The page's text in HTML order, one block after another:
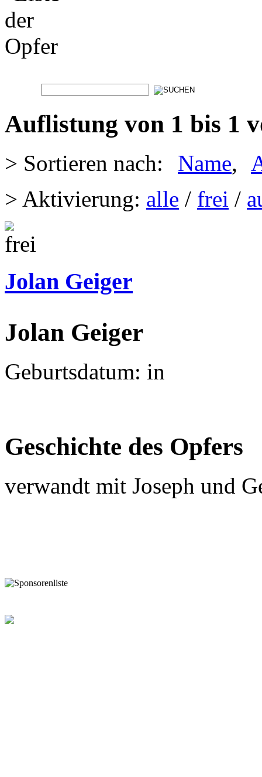
Auflistung von 1 bis 1
> Sortieren nach: Name,
> Aktivierung: alle / frei /
Jolan Geiger
Jolan Geiger
Geburtsdatum: in
Geschichte des Opfers
verwandt mit Joseph und